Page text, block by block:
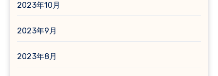
2023年10月
2023年9月
2023年8月